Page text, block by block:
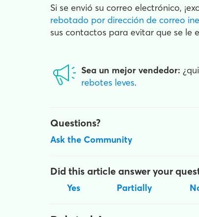
Si se envió su correo electrónico,
rebotado por dirección de correo
sus contactos para evitar que se le
Sea un mejor vendedor:
rebotes leves.
Questions?
Ask the Community
Did this article answer your
Yes Partially